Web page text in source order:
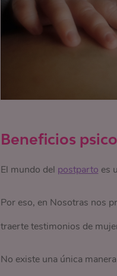
Beneficios
El mundo del postparto es
Por eso, en Nosotras nos
traerte testimonios de
No existe una única